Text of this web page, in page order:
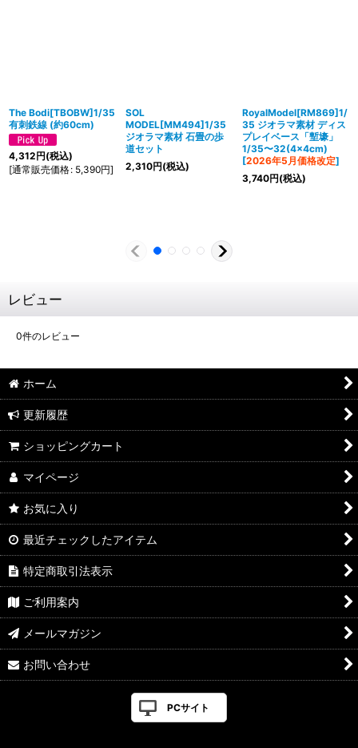
The Bodi[TBOBW]1/35
有刺鉄線 (約60cm)
4,312円(税込)
[通常販売価格: 5,390円]
SOL
MODEL[MM494]1/35
ジオラマ素材 石畳の歩
道セット
2,310円(税込)
RoyalModel[RM869]1/
35 ジオラマ素材 ディス
プレイベース「塹壕」
1/35〜32(4×4cm)
[2026年5月価格改定]
3,740円(税込)
レビュー
0件のレビュー
ホーム
更新履歴
ショッピングカート
マイページ
お気に入り
最近チェックしたアイテム
特定商取引法表示
ご利用案内
メールマガジン
お問い合わせ
PCサイト